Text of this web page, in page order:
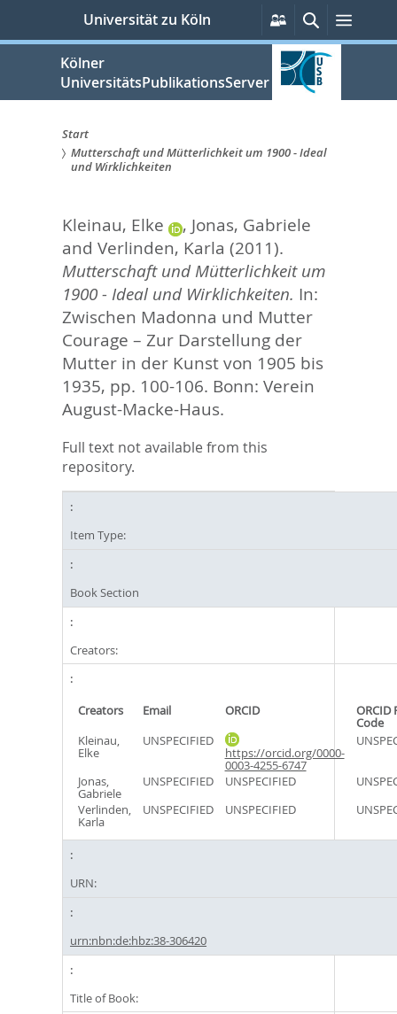
springen
Universität zu Köln
Persönliche
Services
Suche
Kölner
UniversitätsPublikationsServer
Sie
hier:
Start
Mutterschaft und Mütterlichkeit um 1900 - Ideal
und Wirklichkeiten
Kleinau, Elke , Jonas, Gabriele
and Verlinden, Karla (2011).
Mutterschaft und Mütterlichkeit um
1900 - Ideal und Wirklichkeiten. In:
Zwischen Madonna und Mutter
Courage – Zur Darstellung der
Mutter in der Kunst von 1905 bis
1935, pp. 100-106. Bonn: Verein
August-Macke-Haus.
Full text not available from this
repository.
Item Type:
Book Section
Creators:
Creators Email ORCID ORCID
Code
Kleinau,
Elke
UNSPECIFIED
https://orcid.org/0000-
0003-4255-6747
Jonas,
Gabriele
UNSPECIFIED UNSPECIFIED
Verlinden,
Karla
UNSPECIFIED UNSPECIFIED
URN:
urn:nbn:de:hbz:38-306420
Title of Book: